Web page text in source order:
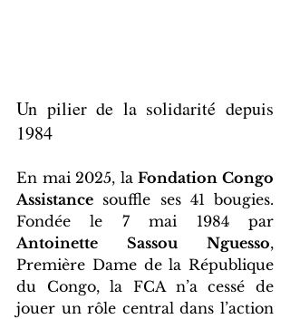
Un pilier de la solidarité depuis
1984
En mai 2025, la Fondation Congo
Assistance souffle ses 41 bougies.
Antoinette Sassou Nguesso,
Première Dame de la République
du Congo, la FCA n’a cessé de
jouer un rôle central dans l’action